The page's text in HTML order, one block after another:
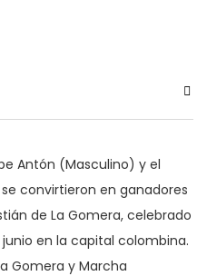
Antón (Masculino) y el
convirtieron en ganadores
de La Gomera, celebrado
en la capital colombina.
Gomera y Marcha